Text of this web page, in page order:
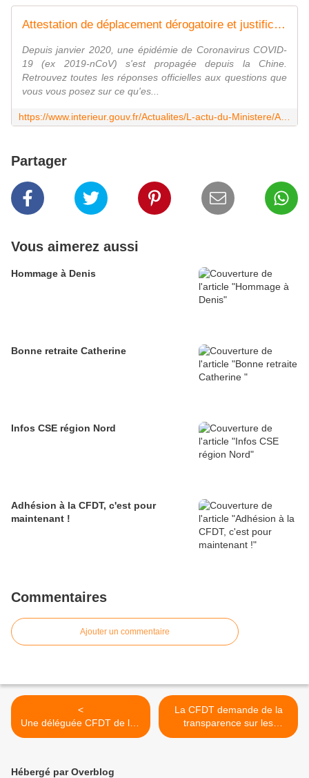
Attestation de déplacement dérogatoire et justificatif de déplacement professionnel
Depuis janvier 2020, une épidémie de Coronavirus COVID-
19 (ex 2019-nCoV) s'est propagée depuis la Chine.
Retrouvez toutes les réponses officielles aux questions que
vous vous posez sur ce qu'es...
Partager
Vous aimerez aussi
Hommage à Denis
Bonne retraite Catherine
Infos CSE région Nord
Adhésion à la CFDT, c'est pour
maintenant !
Commentaires
Ajouter un commentaire
<
Une déléguée CFDT de la r
égion parisienne interpelle s
La CFDT demande de la
transparence sur les
Chriffres de l'évolution du
Hébergé par Overblog